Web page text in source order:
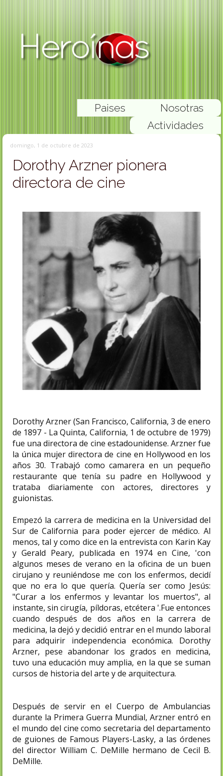
Nosotras
Paises
Actividades
domingo, 1 de octubre de 2023
Dorothy Arzner pionera
directora de cine
Dorothy Arzner (San Francisco, California, 3 de enero
de 1897 - La Quinta, California, 1 de octubre de 1979)
fue una directora de cine estadounidense. Arzner fue
la única mujer directora de cine en Hollywood en los
años 30. Trabajó como camarera en un pequeño
restaurante que tenía su padre en Hollywood y
trataba diariamente con actores, directores y
guionistas.
Empezó la carrera de medicina en la Universidad del
Sur de California para poder ejercer de médico. Al
menos, tal y como dice en la entrevista con Karin Kay
y Gerald Peary, publicada en 1974 en Cine, 'con
algunos meses de verano en la oficina de un buen
cirujano y reuniéndose me con los enfermos, decidí
que no era lo que quería. Quería ser como Jesús:
"Curar a los enfermos y levantar los muertos", al
instante, sin cirugía, píldoras, etcétera '.​Fue entonces
cuando después de dos años en la carrera de
medicina, la dejó y decidió entrar en el mundo laboral
para adquirir independencia económica. Dorothy
Arzner, pese abandonar los grados en medicina,
tuvo una educación muy amplia, en la que se suman
cursos de historia del arte y de arquitectura.
Después de servir en el Cuerpo de Ambulancias
durante la Primera Guerra Mundial, Arzner entró en
el mundo del cine como secretaria del departamento
de guiones de Famous Players-Lasky, a las órdenes
del director William C. DeMille hermano de Cecil B.
DeMille.